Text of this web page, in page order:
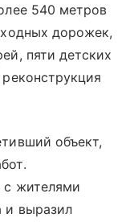
540 метров
дорожек,
пяти детских
объект,
с жителями
и выразил